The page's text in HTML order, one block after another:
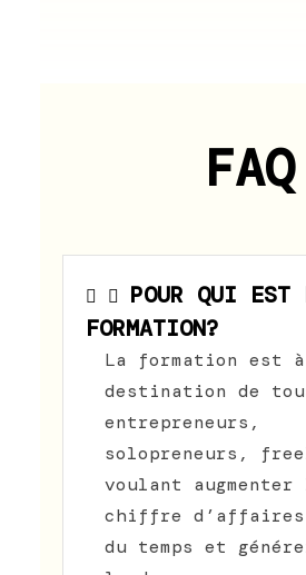
FAQ
POUR QUI EST
FORMATION?
La formation est à
destination de
entrepreneurs,
solopreneurs,
voulant
chiffre
du temps et